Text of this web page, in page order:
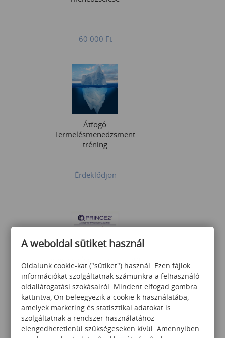
60 000 Ft
Átfogó
Termelésmenedzsment
tréning
Érdeklődjön
PRINCE2 Foundation 7
tanfolyam és vizsga csomag
395 000Ft
A weboldal sütiket használ
Oldalunk cookie-kat ("sütiket") használ. Ezen fájlok
információkat szolgáltatnak számunkra a felhasználó
oldallátogatási szokásairól. Mindent elfogad gombra
kattintva, Ön beleegyezik a cookie-k használatába,
amelyek marketing és statisztikai adatokat is
szolgáltatnak a rendszer használatához
elengedhetetlenül szükségeseken kívül. Amennyiben